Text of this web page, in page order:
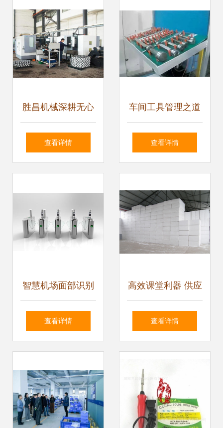
子打造丰富早教体
验
胜昌机械深耕无心
磨领域数十年,立志
查看详情
车间工具管理之道
看图解锁数理教学
查看详情
智慧机场面部识别
系统
查看详情
高效课堂利器 供应
射频翻页激光笔教
查看详情